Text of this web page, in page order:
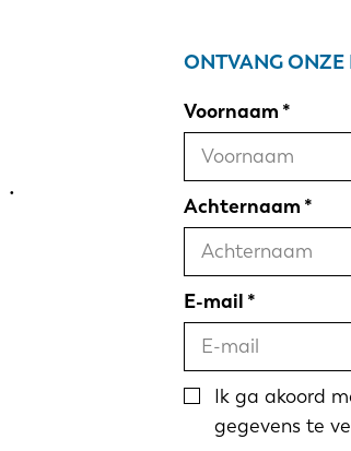
ONTVANG ONZE
Voornaam
Achternaam
E-mail
Ik ga akoord
gegevens te